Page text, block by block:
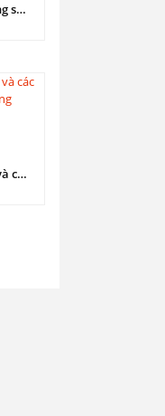
Bơm bùn đặc chuyên dụng: Công suất 3.5kW, điện 1 pha, họng 50, tua chậm.
So sánh máy phun khói BF150 và các dòng máy khác trên thị trường